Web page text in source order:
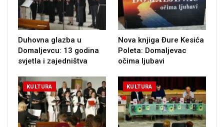
Duhovna glazba u
Domaljevcu: 13 godina
svjetla i zajedništva
Nova knjiga Đure Kesića
Poleta: Domaljevac
očima ljubavi
KULTURA KULTURA